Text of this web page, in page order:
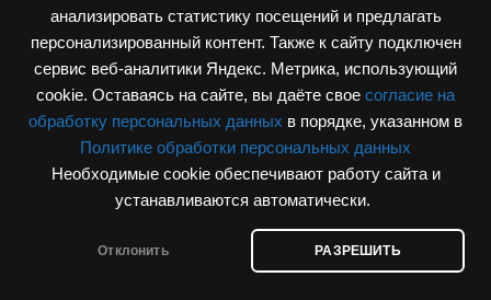
анализировать статистику посещений и предлагать
персонализированный контент. Также к cайту подключен
сервис веб-аналитики Яндекс. Метрика, использующий
cookie. Оставаясь на сайте, вы даёте свое согласие на
обработку персональных данных в порядке, указанном в
Политике обработки персональных данных
Необходимые cookie обеспечивают работу сайта и
устанавливаются автоматически.
Отклонить РАЗРЕШИТЬ